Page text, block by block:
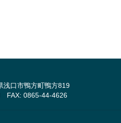
口市鴨方町鴨方819
FAX: 0865-44-4626